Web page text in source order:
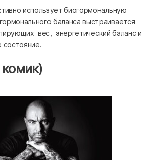
использует биогормональную
баланса выстраивается
вес, энергетический баланс и
состояние.